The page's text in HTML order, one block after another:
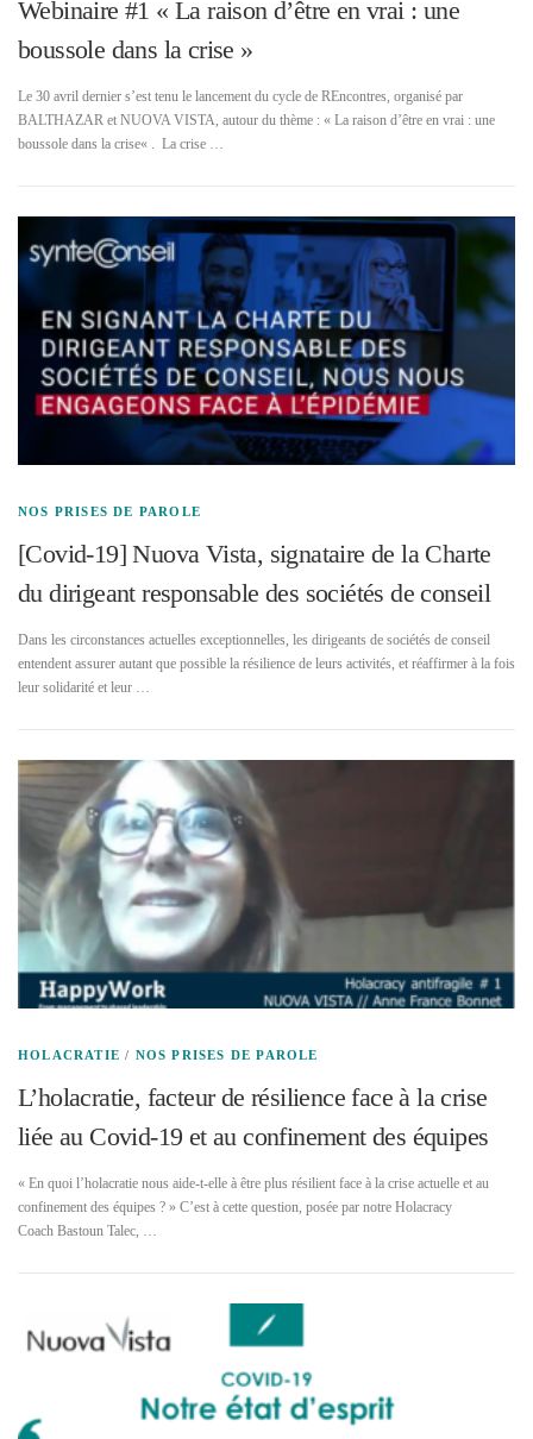
Webinaire #1 « La raison d’être en vrai : une
boussole dans la crise »
Le 30 avril dernier s’est tenu le lancement du cycle de REncontres, organisé par
BALTHAZAR et NUOVA VISTA, autour du thème : « La raison d’être en vrai : une
boussole dans la crise« . La crise …
NOS PRISES DE PAROLE
[Covid-19] Nuova Vista, signataire de la Charte
du dirigeant responsable des sociétés de conseil
Dans les circonstances actuelles exceptionnelles, les dirigeants de sociétés de conseil
entendent assurer autant que possible la résilience de leurs activités, et réaffirmer à la fois
leur solidarité et leur …
HOLACRATIE / NOS PRISES DE PAROLE
L’holacratie, facteur de résilience face à la crise
liée au Covid-19 et au confinement des équipes
« En quoi l’holacratie nous aide-t-elle à être plus résilient face à la crise actuelle et au
confinement des équipes ? » C’est à cette question, posée par notre Holacracy
Coach Bastoun Talec, …